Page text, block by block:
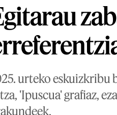
urteko eskuizkribu
'Ipuscua' grafiaz,